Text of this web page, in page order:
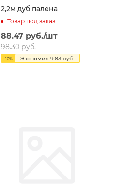
2,2м дуб палена
Товар под заказ
88.47руб./шт
98.30руб.
-10% Экономия 9.83руб.